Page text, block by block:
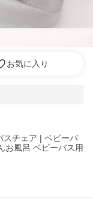
お気に入り
スチェア | ベビーバ
お風呂 ベビーバス用